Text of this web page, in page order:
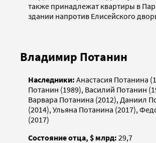
также принадлежат квартиры в
здании напротив Елисейского
Владимир Потанин
Наследники: Анастасия Потанина
Потанин (1989), Василий Потанин
Варвара Потанина (2012), Даниил
(2014), Ульяна Потанина (2017),
(2017)
Состояние отца, $ млрд: 29,7